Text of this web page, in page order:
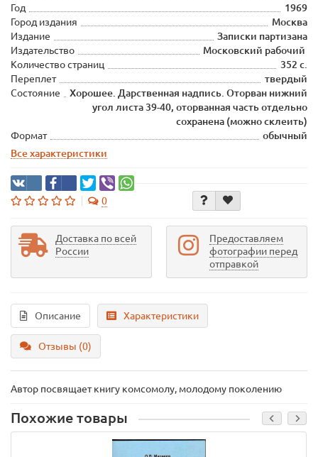
Год
1969
Город издания
Москва
Издание
Записки партизана
Издательство
Московский рабочий
Количество страниц
352 с.
Переплет
твердый
Состояние
Хорошее. Дарственная надпись. Оторван нижний
угол листа 39-40, оторванная часть отдельно
сохранена (можно склеить)
Формат
обычный
Все характеристики
0
Доставка по всей
России
Предоставляем
фотографии перед
отправкой
Описание Характеристики
Отзывы (0)
Автор посвящает книгу комсомолу, молодому поколению
Похожие товары